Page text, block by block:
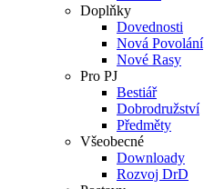
Doplňky
Dovednosti
Nová Povolání
Nové Rasy
Pro PJ
Bestiář
Dobrodružství
Předměty
Všeobecné
Downloady
Rozvoj DrD